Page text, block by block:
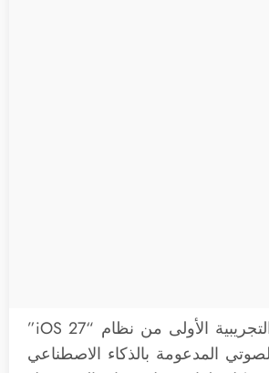
كشفت النسخة التجريبية الأولى من نظام “iOS 27”
المدعومة بالذكاء الاصطناعي